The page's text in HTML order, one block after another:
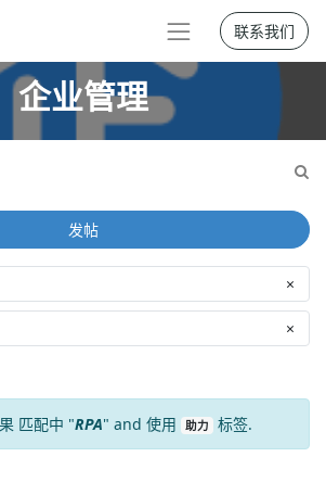
联系我们
企业管理
×
×
发帖
匹配中 "RPA" and 使用 助力 标签.